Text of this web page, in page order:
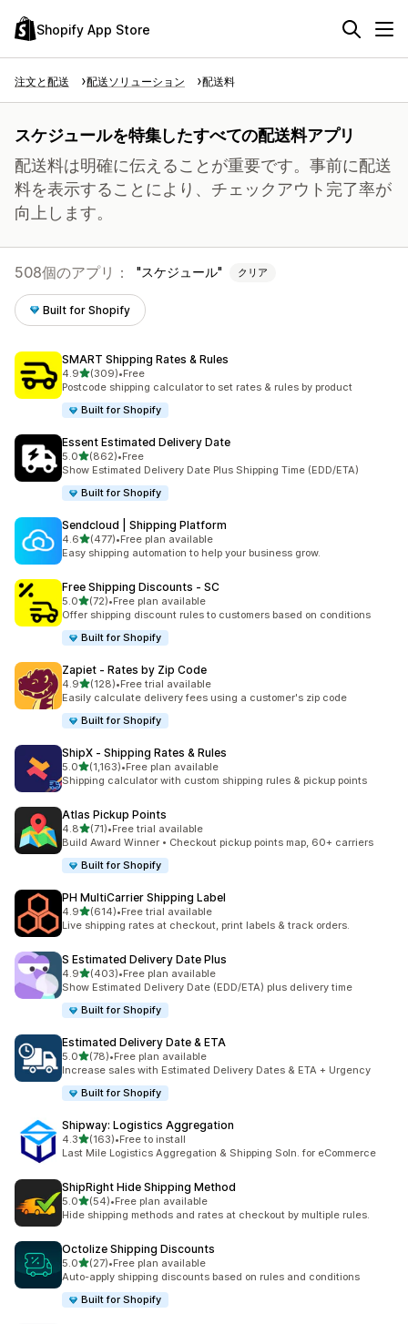
Shopify App Store
注文と配送 配送ソリューション 配送料
スケジュールを特集したすべての配送料アプリ
配送料は明確に伝えることが重要です。事前に配送
料を表示することにより、チェックアウト完了率が
向上します。
508個のアプリ： スケジュール クリア
Built for Shopify
SMART Shipping Rates & Rules
4.95つ星中
(309)
合計レビュー数：309件
•Free
Postcode shipping calculator to set rates & rules by product
Built for Shopify
Essent Estimated Delivery Date
5.05つ星中
(862)
合計レビュー数：862件
•Free
Show Estimated Delivery Date Plus Shipping Time (EDD/ETA)
Built for Shopify
Sendcloud | Shipping Platform
4.65つ星中
(477)
合計レビュー数：477件
•Free plan available
Easy shipping automation to help your business grow.
Free Shipping Discounts ‑ SC
5.05つ星中
(72)
合計レビュー数：72件
•Free plan available
Offer shipping discount rules to customers based on conditions
Built for Shopify
Zapiet ‑ Rates by Zip Code
4.95つ星中
(128)
合計レビュー数：128件
•Free trial available
Easily calculate delivery fees using a customer's zip code
Built for Shopify
ShipX ‑ Shipping Rates & Rules
5.05つ星中
(1,163)
合計レビュー数：1163件
•Free plan available
Shipping calculator with custom shipping rules & pickup points
Atlas Pickup Points
4.85つ星中
(71)
合計レビュー数：71件
•Free trial available
Build Award Winner • Checkout pickup points map, 60+ carriers
Built for Shopify
PH MultiCarrier Shipping Label
4.95つ星中
(614)
合計レビュー数：614件
•Free trial available
Live shipping rates at checkout, print labels & track orders.
S Estimated Delivery Date Plus
4.95つ星中
(403)
合計レビュー数：403件
•Free plan available
Show Estimated Delivery Date (EDD/ETA) plus delivery time
Built for Shopify
Estimated Delivery Date & ETA
5.05つ星中
(78)
合計レビュー数：78件
•Free plan available
Increase sales with Estimated Delivery Dates & ETA + Urgency
Built for Shopify
Shipway: Logistics Aggregation
4.35つ星中
(163)
合計レビュー数：163件
•Free to install
Last Mile Logistics Aggregation & Shipping Soln. for eCommerce
ShipRight Hide Shipping Method
5.05つ星中
(54)
合計レビュー数：54件
•Free plan available
Hide shipping methods and rates at checkout by multiple rules.
Octolize Shipping Discounts
5.05つ星中
(27)
合計レビュー数：27件
•Free plan available
Auto-apply shipping discounts based on rules and conditions
Built for Shopify